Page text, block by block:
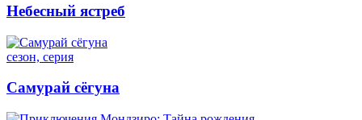
Небесный ястреб
сезон, серия
Самурай сёгуна